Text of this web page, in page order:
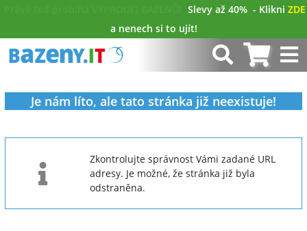
Slevy až 40% - Klikni ZDE
a nenech si to ujít!
Je nám líto, ale tato stránka již neexistuje!
Zkontrolujte správnost Vámi zadané URL
adresy. Je možné, že stránka již byla
odstraněna.